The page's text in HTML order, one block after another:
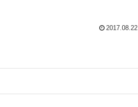
2017.08.22